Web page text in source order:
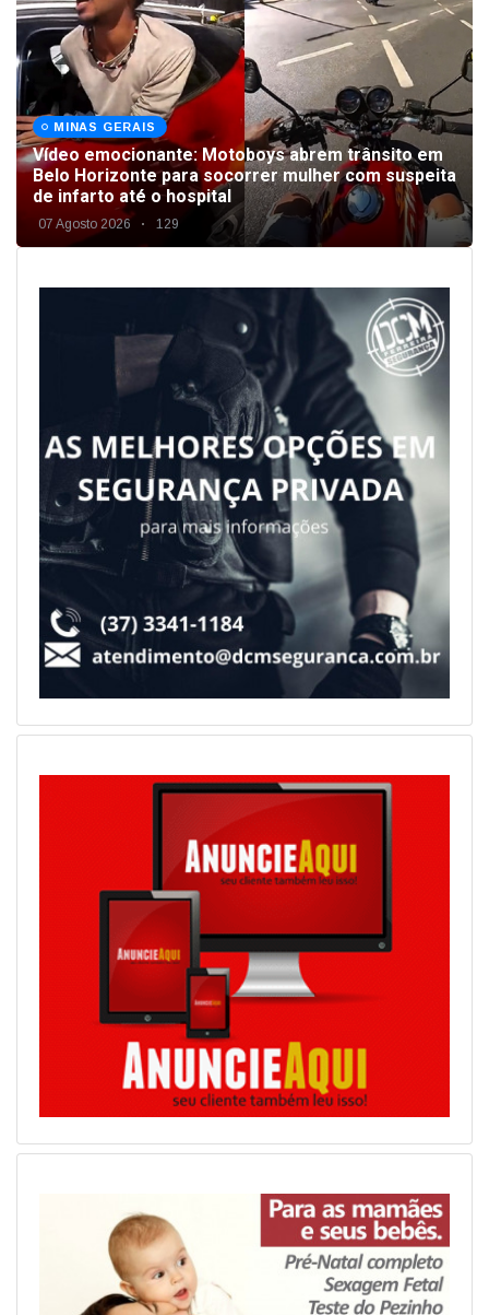
MINAS GERAIS
Vídeo emocionante: Motoboys abrem trânsito em
Belo Horizonte para socorrer mulher com suspeita
de infarto até o hospital
07 Agosto 2026 129